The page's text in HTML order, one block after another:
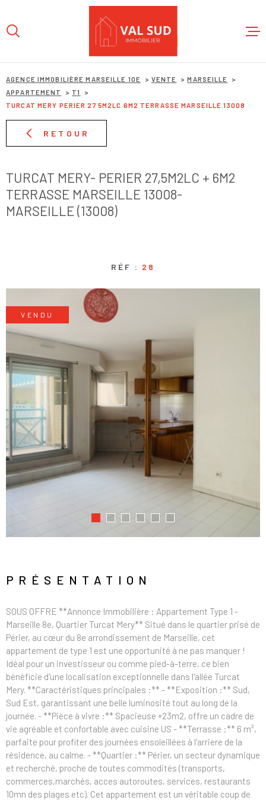
menu
contenu
ACCUEIL
AGENCE IMMOBILIÈRE MARSEILLE 10E VENTE
MARSEILLE
APPARTEMENT
T1
TURCAT MERY PERIER 27 5M2LC 6M2 TERRASSE MARSEILLE 13008
RETOUR
TURCAT MERY- PERIER 27,5M2LC + 6M2
TERRASSE MARSEILLE 13008-
MARSEILLE (13008)
RÉF : 28
VENDU
PRÉSENTATION
SOUS OFFRE **Annonce Immobilière : Appartement Type 1 -
Marseille 8e, Quartier Turcat Mery** Situé dans le quartier prisé de
Périer, au cœur du 8e arrondissement de Marseille, cet
appartement de type 1 est une opportunité à ne pas manquer !
Idéal pour un investisseur ou comme pied-à-terre, ce bien
bénéficie d'une localisation exceptionnelle dans l'allée Turcat
Mery. **Caractéristiques principales :** - **Exposition :** Sud,
Sud Est, garantissant une belle luminosité tout au long de la
journée. - **Pièce à vivre :** Spacieuse +23m2, offre un cadre de
vie agréable et confortable avec cuisine US - **Terrasse :** 6 m²,
parfaite pour profiter des journées ensoleillées à l'arriere de la
résidence, au calme. - **Quartier :** Périer, un secteur dynamique
et recherché, proche de toutes commodités (transports,
commerces,marchés, acces autoroutes, services, restaurants
10mn des plages etc). Cet appartement est un véritable coup de